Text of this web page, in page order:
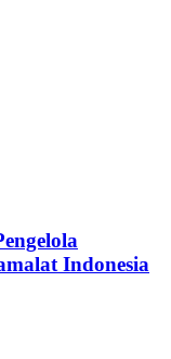
Indonesia